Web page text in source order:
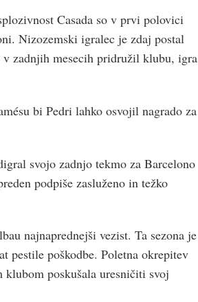
Casada so v prvi polovici
Nizozemski igralec je zdaj postal
v zadnjih mesecih pridružil klubu, igra
bi Pedri lahko osvojil nagrado za
svojo zadnjo tekmo za Barcelono
podpiše zasluženo in težko
najnaprednejši vezist. Ta sezona je
pestile poškodbe. Poletna okrepitev
poskušala uresničiti svoj